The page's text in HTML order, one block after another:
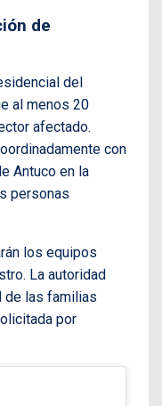
de
del
al menos 20
afectado.
con
Antuco en la
personas
los equipos
La autoridad
de las familias
por